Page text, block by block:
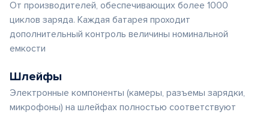
От производителей, обеспечивающих более 1000
циклов заряда. Каждая батарея проходит
дополнительный контроль величины номинальной
емкости
Шлейфы
Электронные компоненты (камеры, разъемы зарядки,
микрофоны) на шлейфах полностью соответствуют